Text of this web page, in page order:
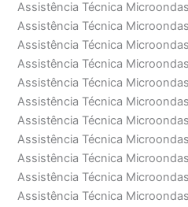
Assistência Técnica
Assistência Técnica
Assistência Técnica
Assistência Técnica
Assistência Técnica
Assistência Técnica
Assistência Técnica
Assistência Técnica
Assistência Técnica
Assistência Técnica
Assistência Técnica